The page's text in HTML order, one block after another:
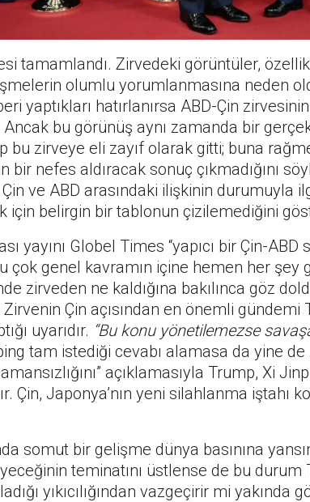
tamamlandı. Zirvedeki görüntüler,
olumlu yorumlanmasına neden
yaptıkları hatırlanırsa ABD-Çin
Ancak bu görünüş aynı zamanda bir
bu zirveye eli zayıf olarak gitti; buna
bir nefes aldıracak sonuç çıkmadığını
ve ABD arasındaki ilişkinin durumuyla
için belirgin bir tablonun çizilemediğini
yayını Globel Times “yapıcı bir Çin-
çok genel kavramın içine hemen her şey
zirveden ne kaldığına bakılınca göz
Çin açısından en önemli gündemi
uyarıdır. “Bu konu yönetilemezse
tam istediği cevabı alamasa da yine de
açıklamasıyla Trump, Xi
Çin, Japonya’nın yeni silahlanma iştahı
somut bir gelişme dünya basınına
teminatını üstlense de bu durum
yıkıcılığından vazgeçirir mi yakında